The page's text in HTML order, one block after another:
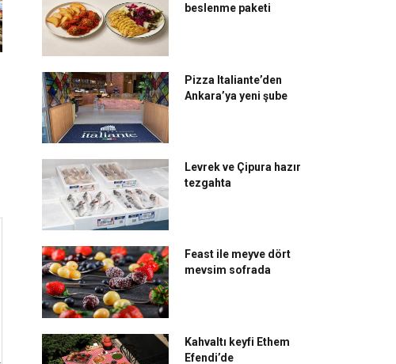
Margaux Restaurant,
yenilenen lezzetleriyle
İzmir’de fark yaratıyor
Moda Deniz Kulübü;
tarihinde keyif var
beslenme paketi
Pizza Italiante’den
Ankara’ya yeni şube
Levrek ve Çipura hazır
tezgahta
Feast ile meyve dört
mevsim sofrada
Kahvaltı keyfi Ethem
Efendi’de